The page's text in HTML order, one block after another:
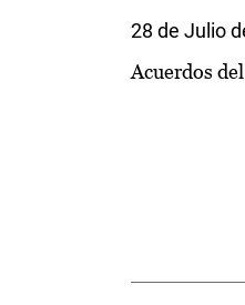
28 de Julio
Acuerdos